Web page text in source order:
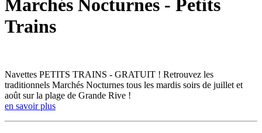
Marchés Nocturnes - Petits
Trains
Navettes PETITS TRAINS - GRATUIT ! Retrouvez les
traditionnels Marchés Nocturnes tous les mardis soirs de juillet et
août sur la plage de Grande Rive !
en savoir plus